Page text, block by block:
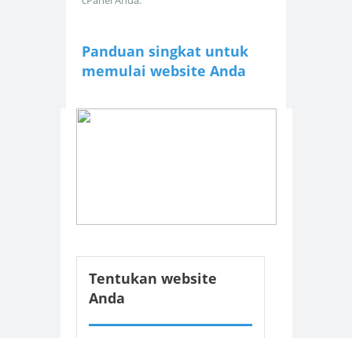
Panduan singkat untuk
memulai website Anda
Tentukan website
Anda